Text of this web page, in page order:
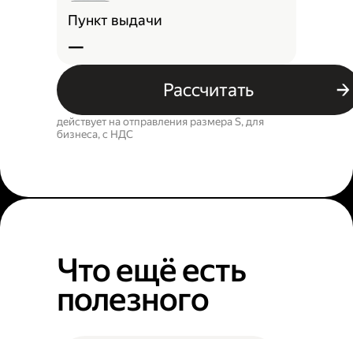
Пункт выдачи
—
Рассчитать
действует на отправления размера S, для
бизнеса, c НДС
Что ещё есть
полезного